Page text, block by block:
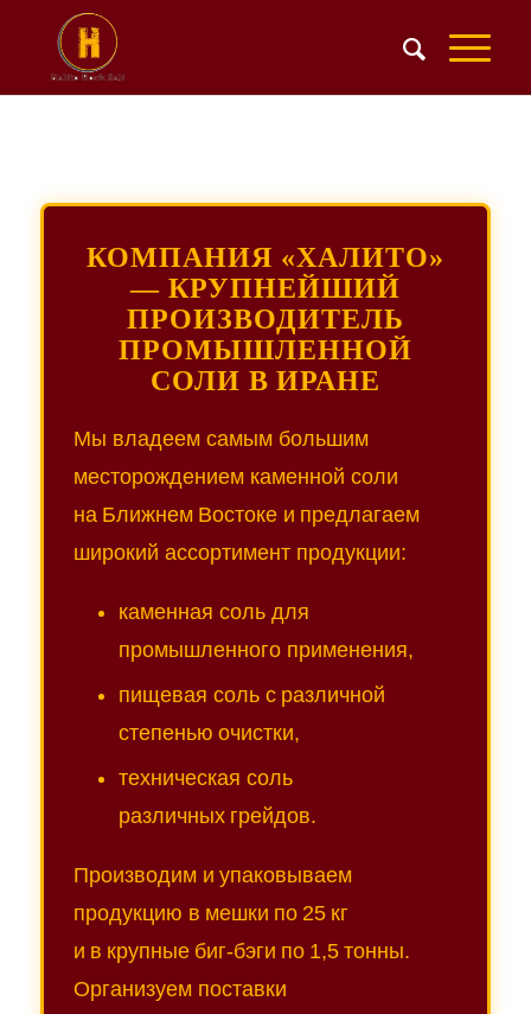
КОМПАНИЯ «ХАЛИТО»
— КРУПНЕЙШИЙ
ПРОИЗВОДИТЕЛЬ
ПРОМЫШЛЕННОЙ
СОЛИ В ИРАНЕ
Мы владеем самым большим
месторождением каменной соли
на Ближнем Востоке и предлагаем
широкий ассортимент продукции:
каменная соль для
промышленного применения,
пищевая соль с различной
степенью очистки,
техническая соль
различных грейдов.
Производим и упаковываем
продукцию в мешки по 25 кг
и в крупные биг‑бэги по 1,5 тонны.
Организуем поставки